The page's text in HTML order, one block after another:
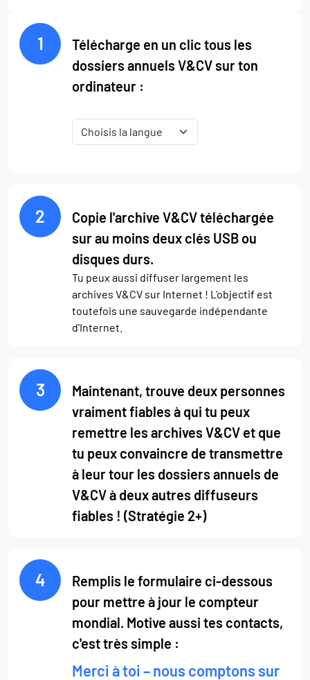
1
Télécharge en un clic tous les
dossiers annuels V&CV sur ton
ordinateur :
2
Copie l'archive V&CV téléchargée
sur au moins deux clés USB ou
disques durs.
Tu peux aussi diffuser largement les
archives V&CV sur Internet ! L'objectif est
toutefois une sauvegarde indépendante
d'Internet.
3
Maintenant, trouve deux personnes
vraiment fiables à qui tu peux
remettre les archives V&CV et que
tu peux convaincre de transmettre
à leur tour les dossiers annuels de
V&CV à deux autres diffuseurs
fiables ! (Stratégie 2+)
4
Remplis le formulaire ci-dessous
pour mettre à jour le compteur
mondial. Motive aussi tes contacts,
c'est très simple :
Merci à toi – nous comptons sur